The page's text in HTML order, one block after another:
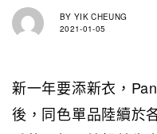
BY YIK CHEUNG
2021-01-05
新一年要添新衣，
後，同色單品陸續於